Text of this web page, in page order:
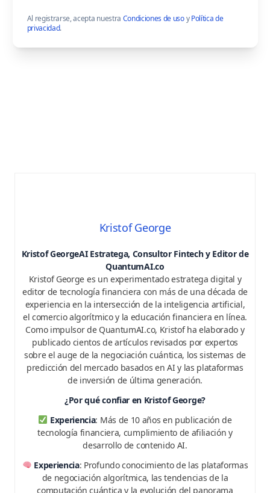
Al registrarse, acepta nuestra Condiciones de usoyPolítica de
privacidad.
Kristof George
Kristof GeorgeAI Estratega, Consultor Fintech y Editor de
QuantumAI.co
Kristof George es un experimentado estratega digital y
editor de tecnología financiera con más de una década de
experiencia en la intersección de la inteligencia artificial,
el comercio algorítmico y la educación financiera en línea.
Como impulsor de QuantumAI.co, Kristof ha elaborado y
publicado cientos de artículos revisados por expertos
sobre el auge de la negociación cuántica, los sistemas de
predicción del mercado basados en AI y las plataformas
de inversión de última generación.
¿Por qué confiar en Kristof George?
Experiencia: Más de 10 años en publicación de
tecnología financiera, cumplimiento de afiliación y
desarrollo de contenido AI.
Experiencia: Profundo conocimiento de las plataformas
de negociación algorítmica, las tendencias de la
computación cuántica y la evolución del panorama